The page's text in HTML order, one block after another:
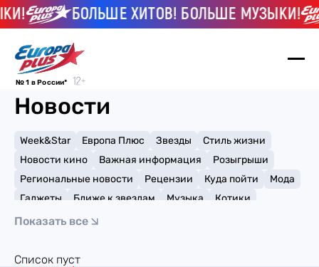
БОЛЬШЕ ХИТОВ! БОЛЬШЕ МУЗЫКИ!
№ 1 в России*
Новости
Week&Star Европа Плюс Звезды
Стиль жизни
Новости кино
Важная информация
Розыгрыши
Региональные новости
Рецензии Куда пойти
Мода
Гаджеты
Ближе к звездам Музыка
Котики
Мемы и тренды
Показать все
Список пуст